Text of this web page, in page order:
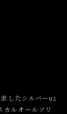
したシルバー92
カルオールソリ